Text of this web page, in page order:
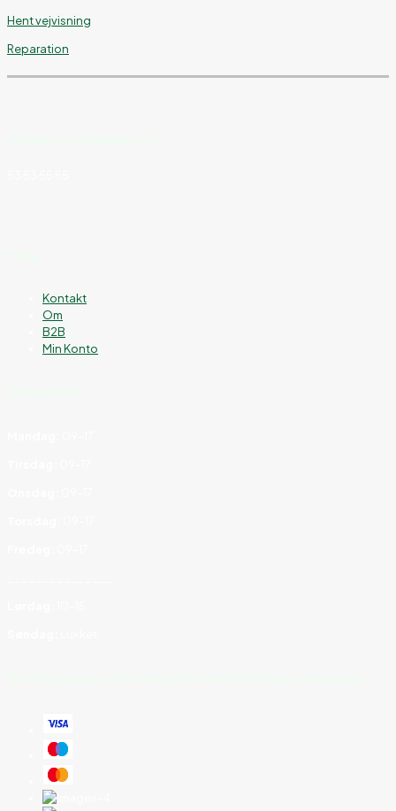
Hent vejvisning
Reparation
Kontakt
Om
B2B
Min Konto